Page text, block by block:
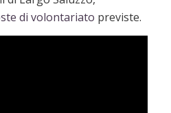
di volontariato previste.